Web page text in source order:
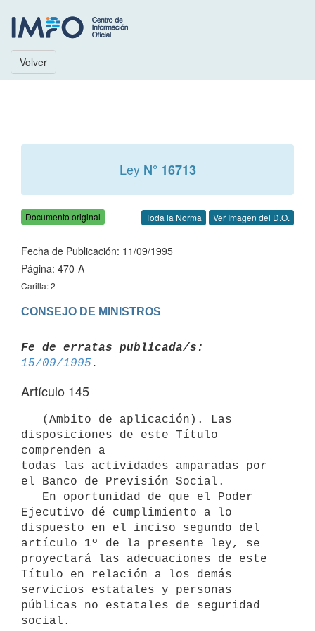
Volver
Ley N° 16713
Documento original Toda la Norma Ver Imagen del D.O.
Fecha de Publicación: 11/09/1995
Página: 470-A
Carilla: 2
Fe de erratas publicada/s:
15/09/1995
Artículo 145
disposiciones de este Título
comprenden a
todas las actividades amparadas por
el Banco de Previsión Social.
Ejecutivo dé cumplimiento a lo
dispuesto en el inciso segundo del
artículo 1º de la presente ley, se
proyectará las adecuaciones de este
Título en relación a los demás
servicios estatales y personas
públicas no estatales de seguridad
social.